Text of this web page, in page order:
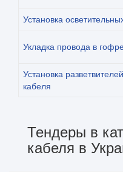
Установка
Укладка провода в
Установка
кабеля
Тендеры в
кабеля в